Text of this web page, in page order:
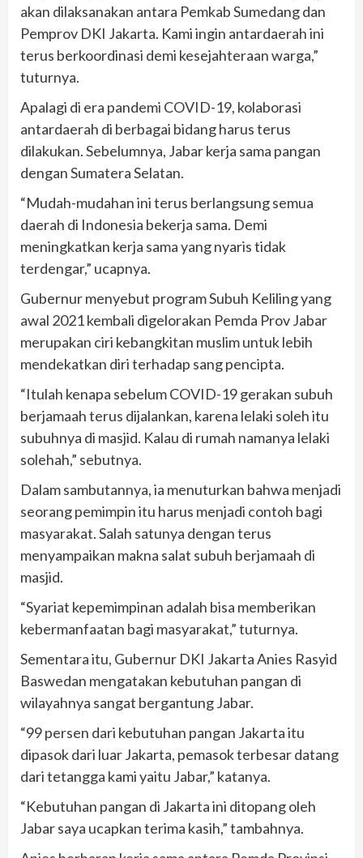
akan dilaksanakan antara Pemkab Sumedang dan
Pemprov DKI Jakarta. Kami ingin antardaerah ini
terus berkoordinasi demi kesejahteraan warga,”
tuturnya.
Apalagi di era pandemi COVID-19, kolaborasi
antardaerah di berbagai bidang harus terus
dilakukan. Sebelumnya, Jabar kerja sama pangan
dengan Sumatera Selatan.
“Mudah-mudahan ini terus berlangsung semua
daerah di Indonesia bekerja sama. Demi
meningkatkan kerja sama yang nyaris tidak
terdengar,” ucapnya.
Gubernur menyebut program Subuh Keliling yang
awal 2021 kembali digelorakan Pemda Prov Jabar
merupakan ciri kebangkitan muslim untuk lebih
mendekatkan diri terhadap sang pencipta.
“Itulah kenapa sebelum COVID-19 gerakan subuh
berjamaah terus dijalankan, karena lelaki soleh itu
subuhnya di masjid. Kalau di rumah namanya lelaki
solehah,” sebutnya.
Dalam sambutannya, ia menuturkan bahwa menjadi
seorang pemimpin itu harus menjadi contoh bagi
masyarakat. Salah satunya dengan terus
menyampaikan makna salat subuh berjamaah di
masjid.
“Syariat kepemimpinan adalah bisa memberikan
kebermanfaatan bagi masyarakat,” tuturnya.
Sementara itu, Gubernur DKI Jakarta Anies Rasyid
Baswedan mengatakan kebutuhan pangan di
wilayahnya sangat bergantung Jabar.
“99 persen dari kebutuhan pangan Jakarta itu
dipasok dari luar Jakarta, pemasok terbesar datang
dari tetangga kami yaitu Jabar,” katanya.
“Kebutuhan pangan di Jakarta ini ditopang oleh
Jabar saya ucapkan terima kasih,” tambahnya.